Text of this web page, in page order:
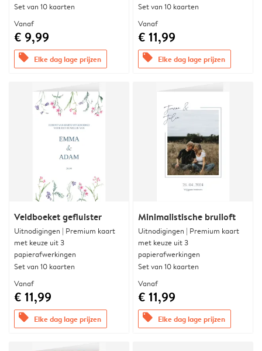
Set van 10 kaarten
Vanaf
€ 9,99
offers Elke dag lage prijzen
Set van 10 kaarten
Vanaf
€ 11,99
offers Elke dag lage prijzen
Veldboeket gefluister
Uitnodigingen | Premium kaart
met keuze uit 3
papierafwerkingen
Set van 10 kaarten
Vanaf
€ 11,99
offers Elke dag lage prijzen
Minimalistische bruiloft
Uitnodigingen | Premium kaart
met keuze uit 3
papierafwerkingen
Set van 10 kaarten
Vanaf
€ 11,99
offers Elke dag lage prijzen